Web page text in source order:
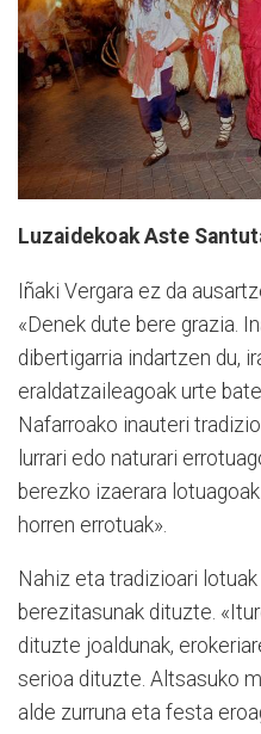
Luzaidekoak Aste
Iñaki Vergara ez da
«Denek dute bere grazia.
dibertigarria indartzen du,
eraldatzaileagoak urte
Nafarroako inauteri
lurrari edo naturari
berezko izaerara
horren errotuak».
Nahiz eta tradizioari
berezitasunak dituzte.
dituzte joaldunak,
serioa dituzte. Altsasuko
alde zurruna eta festa